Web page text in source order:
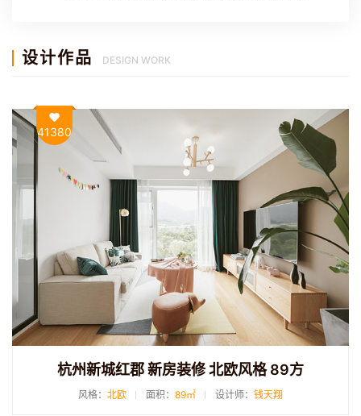
设计作品 DESIGN WORK
41380
杭州新城红郡 新房装修 北欧风格 89方
风格： 北欧 面积： 89㎡ 设计师： 钱天翔